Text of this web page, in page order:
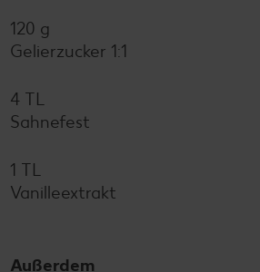
120 g
Gelierzucker 1:1
4 TL
Sahnefest
1 TL
Vanilleextrakt
Außerdem